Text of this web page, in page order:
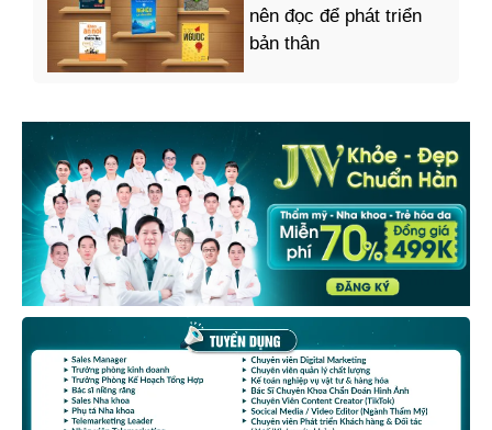
nên đọc để phát triển
bản thân